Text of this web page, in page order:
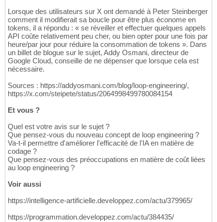
Lorsque des utilisateurs sur X ont demandé à Peter Steinberger
comment il modifierait sa boucle pour être plus économe en
tokens, il a répondu : « se réveiller et effectuer quelques appels
API coûte relativement peu cher, ou bien opter pour une fois par
heure/par jour pour réduire la consommation de tokens ». Dans
un billet de blogue sur le sujet, Addy Osmani, directeur de
Google Cloud, conseille de ne dépenser que lorsque cela est
nécessaire.
Sources : https://addyosmani.com/blog/loop-engineering/,
https://x.com/steipete/status/2064998499780084154
Et vous ?
Quel est votre avis sur le sujet ?
Que pensez-vous du nouveau concept de loop engineering ?
Va-t-il permettre d'améliorer l'efficacité de l'IA en matière de
codage ?
Que pensez-vous des préoccupations en matière de coût liées
au loop engineering ?
Voir aussi
https://intelligence-artificielle.developpez.com/actu/379965/
https://programmation.developpez.com/actu/384435/